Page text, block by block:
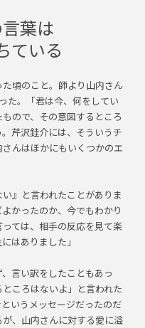
葉は
ている
頃のこと。師より山内さん
た。「君は今、何をしてい
ので、その意図するところ
芹沢銈介には、そういうチ
んはほかにもいくつかのエ
』と言われたことがありま
かったのか、今でもわかり
ては、相手の反応を見て楽
はありました」
言い訳をしたこともあっ
ころはないよ」と言われた
いうメッセージだったのだ
、山内さんに対する愛に溢